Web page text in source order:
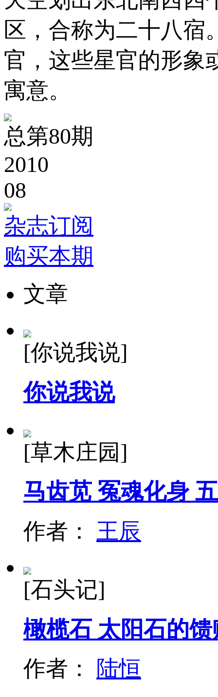
区，合称为二十八宿
官，这些星官的形象
寓意。
总第80期
2010
08
杂志订阅
购买本期
文章
[你说我说]
你说我说
[草木庄园]
马齿苋 冤魂化身
作者： 王辰
[石头记]
橄榄石 太阳石的馈
作者： 陆恒